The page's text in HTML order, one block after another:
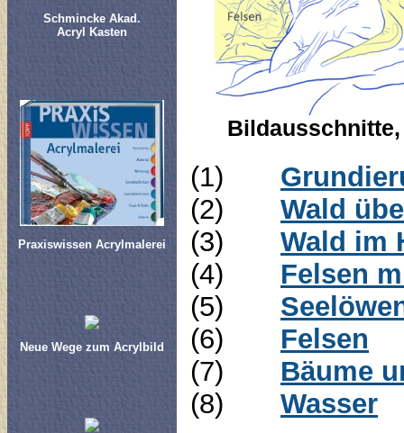
Schmincke Akad.
Acryl Kasten
Praxiswissen Acrylmalerei
Neue Wege zum Acrylbild
(1)
(2) Wald
(3) Wald im
(4) Felsen
(5)
(6) Felsen
(7) Bäume
(8) Wasser